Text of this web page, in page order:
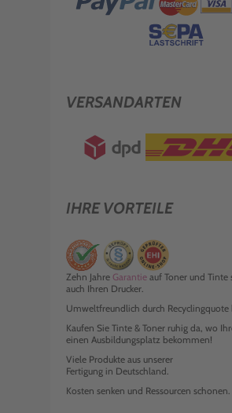
VERSANDARTEN
IHRE VORTEILE
Zehn Jahre Garantie auf Toner und Tinte
auch Ihren Drucker.
Umweltfreundlich durch Recyclingquote
Kaufen Sie Tinte & Toner ruhig da, wo
einen Ausbildungsplatz bekommen!
Viele Produkte aus unserer
Fertigung in Deutschland.
Kosten senken und Ressourcen schonen.